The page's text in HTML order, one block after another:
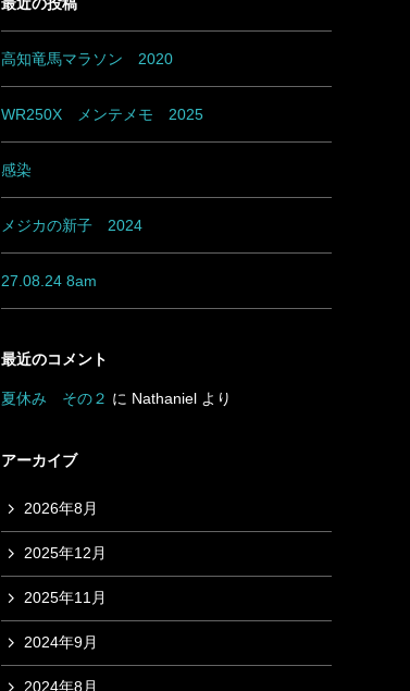
高知竜馬マラソン 2020
WR250X メンテメモ 2025
感染
メジカの新子 2024
27.08.24 8am
最近のコメント
夏休み その２ に Nathaniel より
アーカイブ
2026年8月
2025年12月
2025年11月
2024年9月
2024年8月